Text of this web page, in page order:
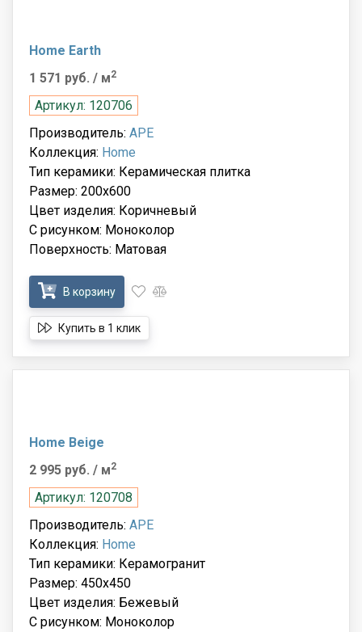
Home Earth
1 571 руб. / м2
Артикул: 120706
Производитель: APE
Коллекция: Home
Тип керамики: Керамическая плитка
Размер: 200x600
Цвет изделия: Коричневый
С рисунком: Моноколор
Поверхность: Матовая
В корзину
Купить в 1 клик
Home Beige
2 995 руб. / м2
Артикул: 120708
Производитель: APE
Коллекция: Home
Тип керамики: Керамогранит
Размер: 450x450
Цвет изделия: Бежевый
С рисунком: Моноколор